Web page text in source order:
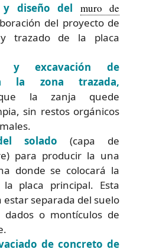
y diseño del muro de
del proyecto de
y trazado de la placa
y excavación de
la zona trazada,
la zanja quede
sin restos orgánicos
solado (capa de
para producir la una
donde se colocará la
placa principal. Esta
separada del suelo
o montículos de
de concreto de